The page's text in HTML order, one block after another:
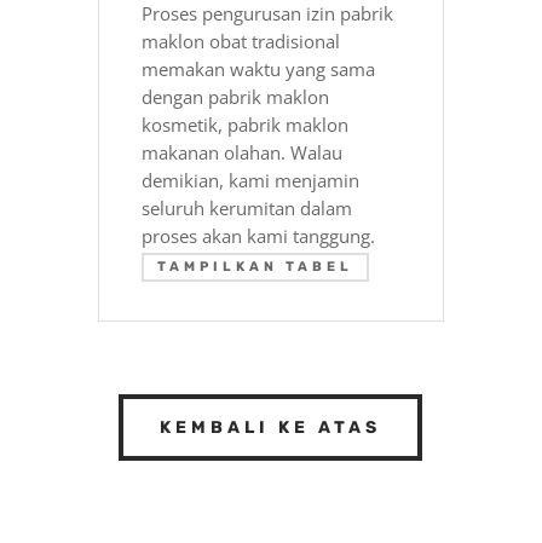
Proses pengurusan izin pabrik
maklon obat tradisional
memakan waktu yang sama
dengan pabrik maklon
kosmetik, pabrik maklon
makanan olahan. Walau
demikian, kami menjamin
seluruh kerumitan dalam
proses akan kami tanggung.
TAMPILKAN TABEL
KEMBALI KE ATAS